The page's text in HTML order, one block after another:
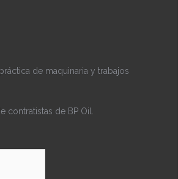
de maquinaria y trabajos
contratistas de BP Oil.